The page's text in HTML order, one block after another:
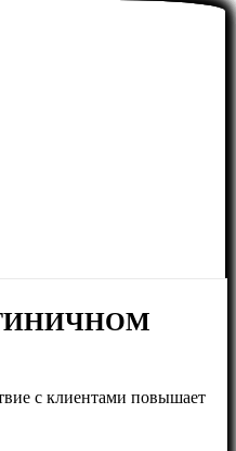
с клиентами повышает